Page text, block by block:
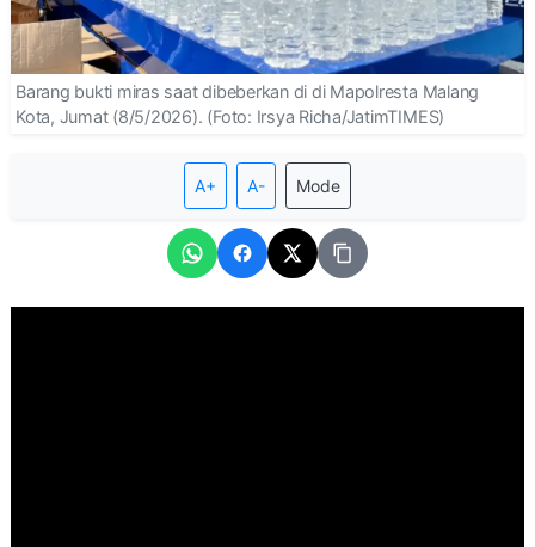
Barang bukti miras saat dibeberkan di di Mapolresta Malang
Kota, Jumat (8/5/2026). (Foto: Irsya Richa/JatimTIMES)
A+ A- Mode